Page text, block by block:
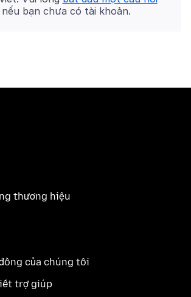
bạn chưa có tài khoản.
thương hiệu
của chúng tôi
trợ giúp